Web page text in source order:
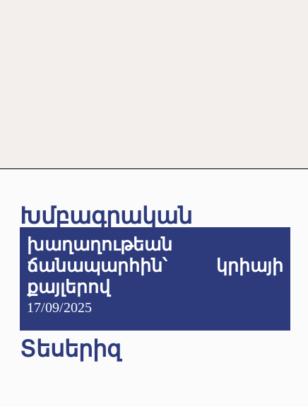
Խմբագրական
խաղաղութեան
ճանապարհին՝ կրիայի
քայլերով
17/09/2025
Տեսերիզ